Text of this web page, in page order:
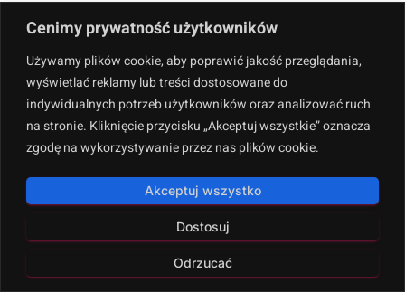
Cenimy prywatność użytkowników
Używamy plików cookie, aby poprawić jakość przeglądania,
wyświetlać reklamy lub treści dostosowane do
indywidualnych potrzeb użytkowników oraz analizować ruch
na stronie. Kliknięcie przycisku „Akceptuj wszystkie” oznacza
zgodę na wykorzystywanie przez nas plików cookie.
Dostosuj
Odrzucać
Akceptuj wszystko
Gabinet masażu Piotra Czajkowskiego w Kielcach –
profesjonalne zabiegi
Anna Witkowska – autorka, którą warto znać, jeśli masz
w domu dzieci
Apteczka24.pl – Sklep Medyczny dla Domu i Gabinetu
κουλοχερηδεσ δωρεαν οπαπ
Recent Comments
Brak komentarzy do wyświetlenia.